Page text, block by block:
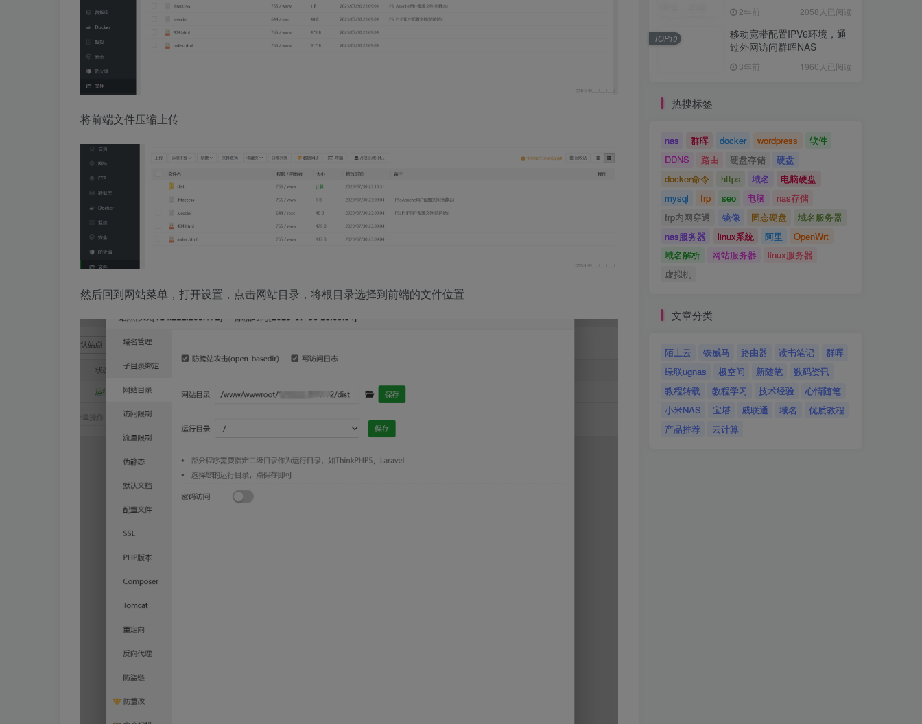
将前端文件压缩上传
然后回到网站菜单，打开设置，点击网站目录，将根目录选择到前端的文件位置
2年前 2058人已阅读
移动宽带配置IPV6环境，通
过外网访问群晖NAS
3年前 1960人已阅读
TOP10
热搜标签
nas 群晖 docker wordpress
软件
DDNS
路由 硬盘存储
硬盘
docker命令
https 域名
电脑硬盘
mysql
frp seo 电脑
nas存储
frp内网穿透
镜像 固态硬盘
域名服务器
nas服务器
linux系统 阿里
OpenWrt
域名解析
网站服务器
linux服务器
虚拟机
文章分类
陌上云 铁威马 路由器 读书笔记
群晖
绿联ugnas
极空间 新随笔
数码资讯
教程转载
教程学习 技术经验
心情随笔
小米NAS
宝塔 威联通 域名
优质教程
产品推荐
云计算